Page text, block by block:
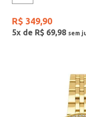
R$ 349,90
5x de R$ 69,98